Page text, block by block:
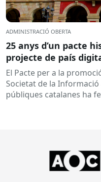
ADMINISTRACIÓ OBERTA
25 anys d’un pacte
projecte de país
El Pacte per a la
Societat de la
públiques catalanes ha